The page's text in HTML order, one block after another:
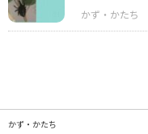
かず・かたち